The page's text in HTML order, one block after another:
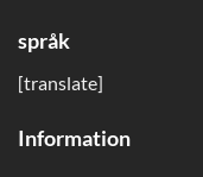
språk
[translate]
Information